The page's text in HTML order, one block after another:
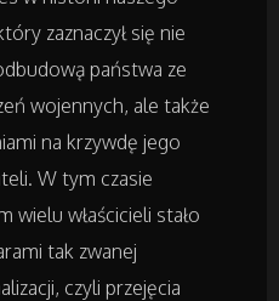
Catering
zaznaczył się nie
państwa ze
wojennych, ale także
na krzywdę jego
W tym czasie
wielu właścicieli stało
tak zwanej
czyli przejęcia